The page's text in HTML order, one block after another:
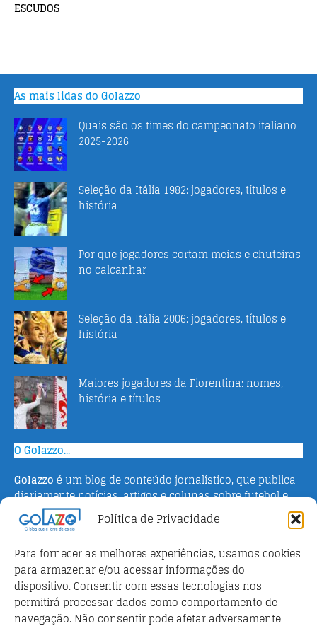
Política de Privacidade
Para fornecer as melhores experiências, usamos cookies
para armazenar e/ou acessar informações do
dispositivo. Consentir com essas tecnologias nos
permitirá processar dados como comportamento de
navegação. Não consentir pode afetar adversamente
ESCUDOS
As mais lidas do Golazzo
Quais são os times do campeonato italiano
2025-2026
Seleção da Itália 1982: jogadores, títulos e
história
Por que jogadores cortam meias e chuteiras
no calcanhar
Seleção da Itália 2006: jogadores, títulos e
história
Maiores jogadores da Fiorentina: nomes,
história e títulos
O Golazzo...
Golazzo é um blog de conteúdo jornalístico, que publica
diariamente notícias, artigos e colunas sobre futebol e
campeonato italiano. Fundado em 2016 pelo jornalista
Adriano Bertin, o site tem como objetivo informar o
o esporte na Itália.
Parceiros
Futebol ao vivo